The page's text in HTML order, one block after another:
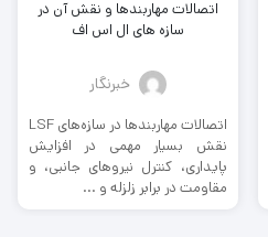
اتصالات مهاربندها و نقش آن در
سازه های ال اس اف
خبرنگار
اتصالات مهاربندها در سازه‌های LSF
نقش بسیار مهمی در افزایش
پایداری، کنترل نیروهای جانبی، و
مقاومت در برابر زلزله و ...